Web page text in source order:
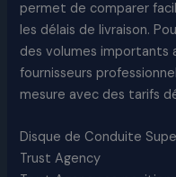
permet de comparer
les délais de livraison.
des volumes importants
fournisseurs
mesure avec des tarifs
Disque de Conduite
Trust Agency